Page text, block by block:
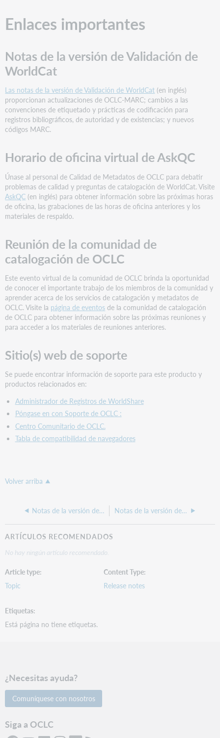
de
oficina
AskQC
Reunión
la
comunidad
de
catalogación
de
Sitio(s)
web
soporte
Enlaces importantes
Notas de la versión de Validación de
WorldCat
Las notas de la versión de Validación de WorldCat (en inglés)
proporcionan actualizaciones de OCLC-MARC; cambios a las
convenciones de etiquetado y prácticas de codificación para
registros bibliográficos, de autoridad y de existencias; y nuevos
códigos MARC.
Horario de oficina virtual de AskQC
Únase al personal de Calidad de Metadatos de OCLC para debatir
problemas de calidad y preguntas de catalogación de WorldCat. Visite
AskQC (en inglés) para obtener información sobre las próximas horas
de oficina, las grabaciones de las horas de oficina anteriores y los
materiales de respaldo.
Reunión de la comunidad de
catalogación de OCLC
Este evento virtual de la comunidad de OCLC brinda la oportunidad
de conocer el importante trabajo de los miembros de la comunidad y
aprender acerca de los servicios de catalogación y metadatos de
OCLC. Visite la página de eventos de la comunidad de catalogación
de OCLC para obtener información sobre las próximas reuniones y
para acceder a los materiales de reuniones anteriores.
Sitio(s) web de soporte
Se puede encontrar información de soporte para este producto y
productos relacionados en:
Administrador de Registros de WorldShare
Póngase en con Soporte de OCLC :
Centro Comunitario de OCLC.
Tabla de compatibilidad de navegadores
Volver arriba
Notas de la versión del Administrador de registros de WorldShare, 27 de marzo de 2026 Notas de la versión del Administrador de registros de WorldShare 2025
ARTÍCULOS RECOMENDADOS
No hay ningún artículo recomendado.
Article type
Topic
Content Type
Release notes
Etiquetas
Está página no tiene etiquetas.
¿Necesitas ayuda?
Comuníquese con nosotros
Siga a OCLC